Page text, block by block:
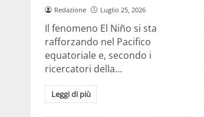
Redazione Luglio 25, 2026
Il fenomeno El Niño si sta
rafforzando nel Pacifico
equatoriale e, secondo i
ricercatori della…
Leggi di più